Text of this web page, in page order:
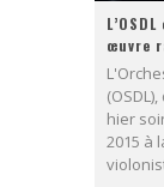
œuvre
hier
2015 à